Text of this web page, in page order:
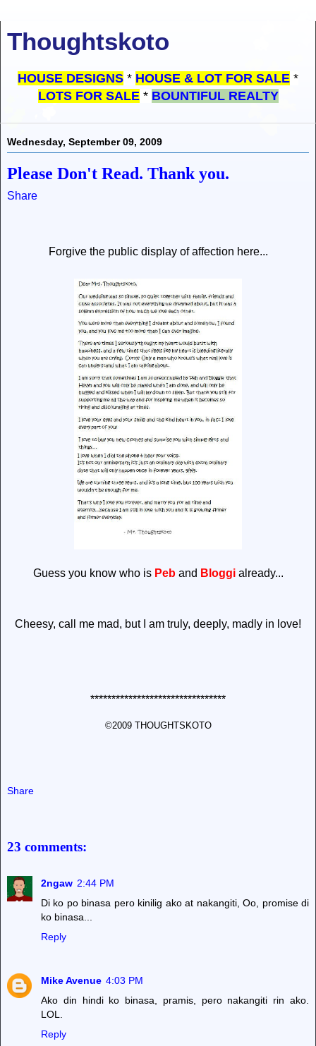
Thoughtskoto
HOUSE DESIGNS * HOUSE & LOT FOR SALE *
LOTS FOR SALE * BOUNTIFUL REALTY
Wednesday, September 09, 2009
Please Don't Read. Thank you.
Share
Forgive the public display of affection here...
Guess you know who is Peband Bloggialready...
Cheesy, call me mad, but I am truly, deeply, madly in love!
********************************
©2009 THOUGHTSKOTO
Share
23 comments:
2ngaw 2:44 PM
Di ko po binasa pero kinilig ako at nakangiti, Oo, promise di
ko binasa...
Reply
Mike Avenue 4:03 PM
Ako din hindi ko binasa, pramis, pero nakangiti rin ako.
LOL.
Reply